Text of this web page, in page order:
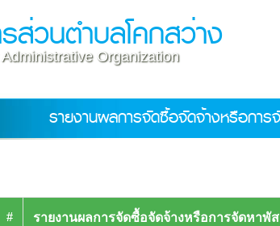
ส่วนตำบลโคกสว่าง
Organization
รายงานผลการจัดซื้อจัดจ้างหรือการ
# รายงานผลการจัดซื้อจัดจ้างหรือการจัดหาพั